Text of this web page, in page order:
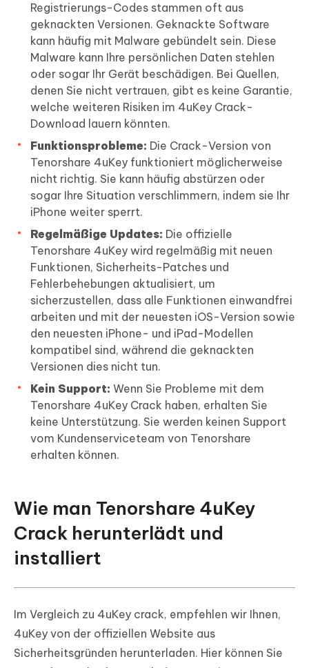
Registrierungs-Codes stammen oft aus
geknackten Versionen. Geknackte Software
kann häufig mit Malware gebündelt sein. Diese
Malware kann Ihre persönlichen Daten stehlen
oder sogar Ihr Gerät beschädigen. Bei Quellen,
denen Sie nicht vertrauen, gibt es keine Garantie,
welche weiteren Risiken im 4uKey Crack-
Download lauern könnten.
Funktionsprobleme: Die Crack-Version von
Tenorshare 4uKey funktioniert möglicherweise
nicht richtig. Sie kann häufig abstürzen oder
sogar Ihre Situation verschlimmern, indem sie Ihr
iPhone weiter sperrt.
Regelmäßige Updates: Die offizielle
Tenorshare 4uKey wird regelmäßig mit neuen
Funktionen, Sicherheits-Patches und
Fehlerbehebungen aktualisiert, um
sicherzustellen, dass alle Funktionen einwandfrei
arbeiten und mit der neuesten iOS-Version sowie
den neuesten iPhone- und iPad-Modellen
kompatibel sind, während die geknackten
Versionen dies nicht tun.
Kein Support: Wenn Sie Probleme mit dem
Tenorshare 4uKey Crack haben, erhalten Sie
keine Unterstützung. Sie werden keinen Support
vom Kundenserviceteam von Tenorshare
erhalten können.
Wie man Tenorshare 4uKey
Crack herunterlädt und
installiert
Im Vergleich zu 4uKey crack, empfehlen wir Ihnen,
4uKey von der offiziellen Website aus
Sicherheitsgründen herunterladen. Hier können Sie